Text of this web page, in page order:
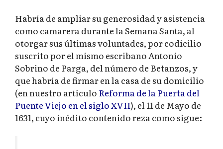
Habría de ampliar su generosidad y asistencia
como camarera durante la Semana Santa, al
otorgar sus últimas voluntades, por codicilio
suscrito por el mismo escribano Antonio
Sobrino de Parga, del número de Betanzos, y
que habría de firmar en la casa de su domicilio
(en nuestro artículo Reforma de la Puerta del
Puente Viejo en el siglo XVII), el 11 de Mayo de
1631, cuyo inédito contenido reza como sigue: